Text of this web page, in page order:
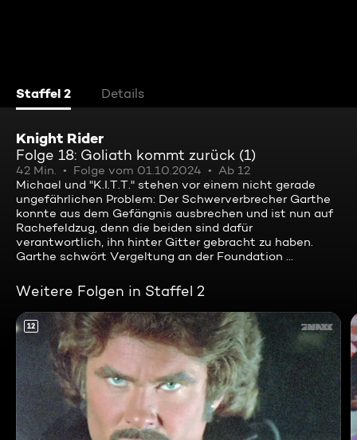
Staffel 2 Details
Knight Rider
Folge 18: Goliath kommt zurück (1)
42 Min. Folge vom 01.10.2024
Ab 12
Michael und "K.I.T.T." stehen vor einem nicht gerade
ungefährlichen Problem: Der Schwerverbrecher Garthe
konnte aus dem Gefängnis ausbrechen und ist nun auf
Rachefeldzug, denn die beiden sind dafür
verantwortlich, ihn hinter Gitter gebracht zu haben.
Garthe schwört Vergeltung an der Foundation ...
Weitere Folgen in Staffel 2
12